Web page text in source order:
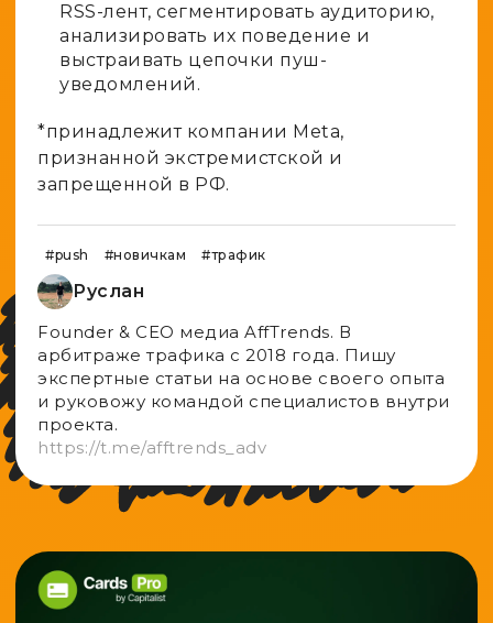
RSS-лент, сегментировать аудиторию,
анализировать их поведение и
выстраивать цепочки пуш-
уведомлений.
*принадлежит компании Meta,
признанной экстремистской и
запрещенной в РФ.
Руслан
Founder & CEO медиа AffTrends. В
aрбитраже трафика с 2018 года. Пишу
экспертные статьи на основе своего опыта
и руковожу командой специалистов внутри
проекта.
https://t.me/afftrends_adv
#push #новичкам #трафик